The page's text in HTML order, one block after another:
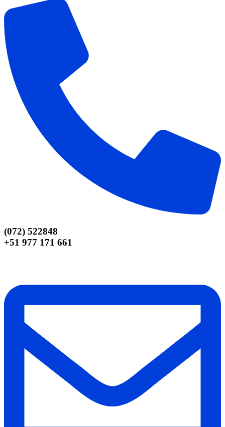
(072) 522848
+51 977 171 661